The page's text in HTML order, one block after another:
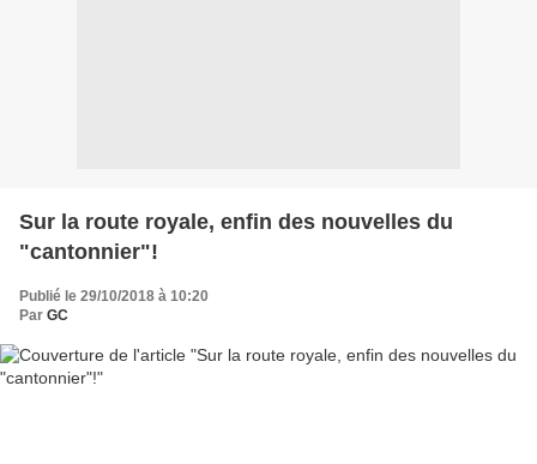
Sur la route royale, enfin des nouvelles du
"cantonnier"!
Publié le 29/10/2018 à 10:20
Par GC